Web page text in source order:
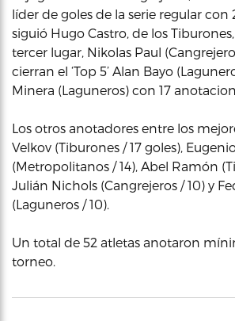
líder de goles de la serie regular con
siguió Hugo Castro, de los
tercer lugar, Nikolas Paul
cierran el ‘Top 5’ Alan Bayo
Minera (Laguneros) con 17
Los otros anotadores entre los
Velkov (Tiburones / 17 goles),
(Metropolitanos / 14), Abel Ramón
Julián Nichols (Cangrejeros / 10) y
(Laguneros / 10).
Un total de 52 atletas anotaron
torneo.